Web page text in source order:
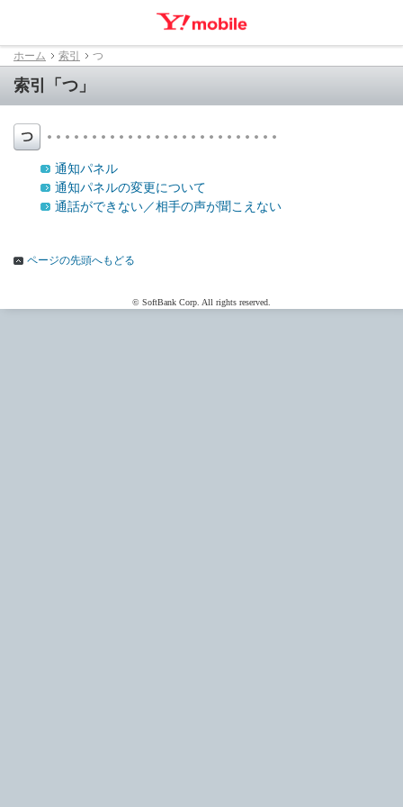
ホーム 索引 つ
索引「つ」
通知パネル
通知パネルの変更について
通話ができない／相手の声が聞こえない
ページの先頭へもどる
© SoftBank Corp. All rights reserved.